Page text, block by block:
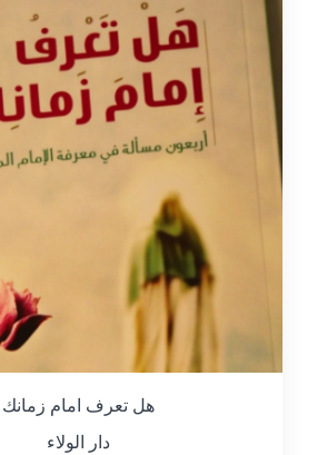
هل تعرف امام زمانك
دار الولاء